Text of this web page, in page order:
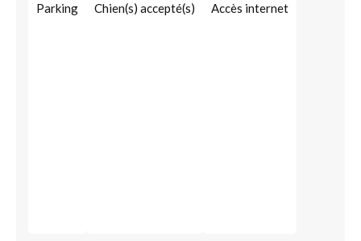
Parking Chien(s) accepté(s) Accès internet